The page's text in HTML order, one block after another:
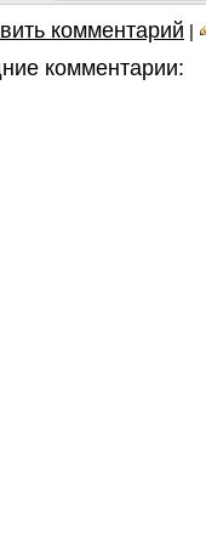
комментарий |
комментарии: